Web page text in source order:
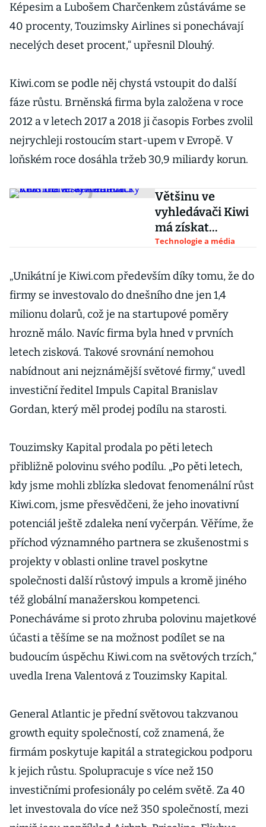
Képesim a Lubošem Charčenkem zůstáváme se
40 procenty, Touzimsky Airlines si ponechávají
necelých deset procent,“ upřesnil Dlouhý.
Kiwi.com se podle něj chystá vstoupit do další
fáze růstu. Brněnská firma byla založena v roce
2012 a v letech 2017 a 2018 ji časopis Forbes zvolil
nejrychleji rostoucím start-upem v Evropě. V
loňském roce dosáhla tržeb 30,9 miliardy korun.
Většinu ve
vyhledávači Kiwi
má získat
americký fond
Technologie a média
„Unikátní je Kiwi.com především díky tomu, že do
firmy se investovalo do dnešního dne jen 1,4
milionu dolarů, což je na startupové poměry
hrozně málo. Navíc firma byla hned v prvních
letech zisková. Takové srovnání nemohou
nabídnout ani nejznámější světové firmy,“ uvedl
investiční ředitel Impuls Capital Branislav
Gordan, který měl prodej podílu na starosti.
Touzimsky Kapital prodala po pěti letech
přibližně polovinu svého podílu. „Po pěti letech,
kdy jsme mohli zblízka sledovat fenomenální růst
Kiwi.com, jsme přesvědčeni, že jeho inovativní
potenciál ještě zdaleka není vyčerpán. Věříme, že
příchod významného partnera se zkušenostmi s
projekty v oblasti online travel poskytne
společnosti další růstový impuls a kromě jiného
též globální manažerskou kompetenci.
Ponecháváme si proto zhruba polovinu majetkové
účasti a těšíme se na možnost podílet se na
budoucím úspěchu Kiwi.com na světových trzích,“
uvedla Irena Valentová z Touzimsky Kapital.
General Atlantic je přední světovou takzvanou
growth equity společností, což znamená, že
firmám poskytuje kapitál a strategickou podporu
k jejich růstu. Spolupracuje s více než 150
investičními profesionály po celém světě. Za 40
let investovala do více než 350 společností, mezi